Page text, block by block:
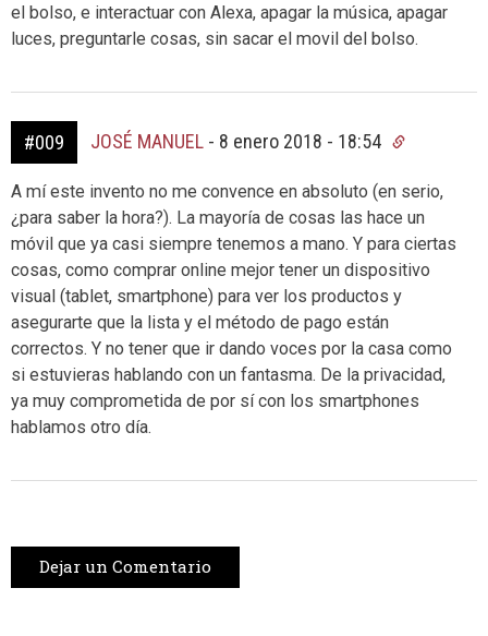
el bolso, e interactuar con Alexa, apagar la música, apagar
luces, preguntarle cosas, sin sacar el movil del bolso.
#009 JOSÉ MANUEL - 8 enero 2018 - 18:54
A mí este invento no me convence en absoluto (en serio,
¿para saber la hora?). La mayoría de cosas las hace un
móvil que ya casi siempre tenemos a mano. Y para ciertas
cosas, como comprar online mejor tener un dispositivo
visual (tablet, smartphone) para ver los productos y
asegurarte que la lista y el método de pago están
correctos. Y no tener que ir dando voces por la casa como
si estuvieras hablando con un fantasma. De la privacidad,
ya muy comprometida de por sí con los smartphones
hablamos otro día.
Dejar un Comentario